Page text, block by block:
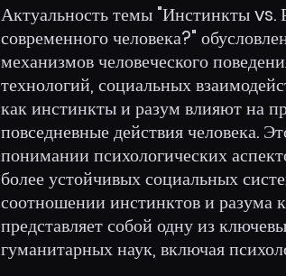
Актуальность темы "Инстинкты vs.
современного человека?"
механизмов человеческого
технологий, социальных
как инстинкты и разум влияют на
повседневные действия человека.
понимании психологических
более устойчивых социальных
соотношении инстинктов и разума
представляет собой одну из
гуманитарных наук, включая